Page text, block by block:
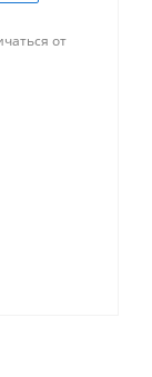
от